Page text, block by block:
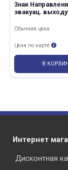
Знак
эвакуац.
(Е11) пленка
Обычная цена
Цена по карте
В
Интернет
Дисконтная